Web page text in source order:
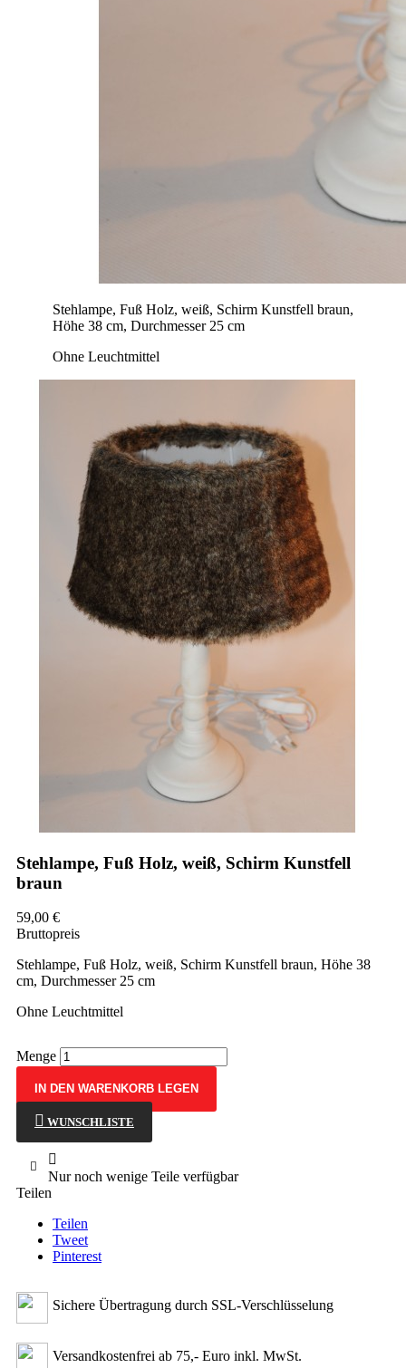
Stehlampe, Fuß Holz, weiß, Schirm Kunstfell braun,
Höhe 38 cm, Durchmesser 25 cm
Ohne Leuchtmittel
Stehlampe, Fuß Holz, weiß, Schirm Kunstfell
braun
59,00 €
Bruttopreis
Stehlampe, Fuß Holz, weiß, Schirm Kunstfell braun, Höhe 38
cm, Durchmesser 25 cm
Ohne Leuchtmittel
Menge
IN DEN WARENKORB LEGEN
WUNSCHLISTE

Nur noch wenige Teile verfügbar
Teilen
Teilen
Tweet
Pinterest
Sichere Übertragung durch SSL-Verschlüsselung
Versandkostenfrei ab 75,- Euro inkl. MwSt.